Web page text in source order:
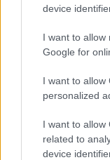
device
I want to allow
Google for
I want to allow
personalized
I want to allow
related to
device
Apostolis
Ακόμα περιμένουμε
σωρό οπλικά
αναγκαία από ποτέ